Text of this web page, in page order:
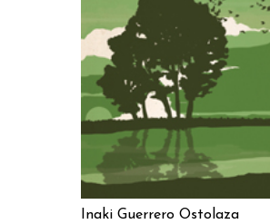
AGGIUNGI AL CARRELLO
Inaki Guerrero Ostolaza